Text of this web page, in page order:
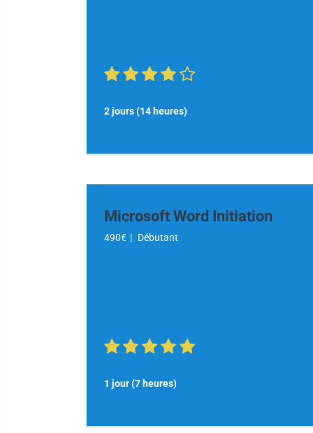
2 jours (14 heures)
Microsoft Word Initiation
490€ | Débutant
1 jour (7 heures)